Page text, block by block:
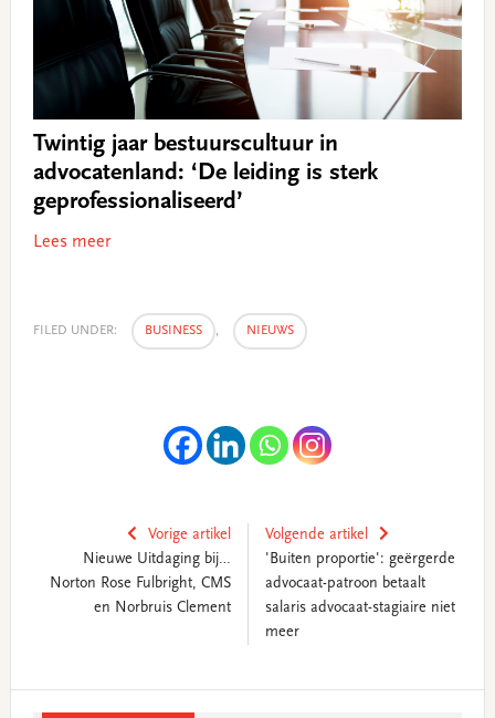
Twintig jaar bestuurscultuur in
advocatenland: ‘De leiding is sterk
geprofessionaliseerd’
Lees meer
FILED UNDER: BUSINESS , NIEUWS
Vorige artikel
Nieuwe Uitdaging bij…
Norton Rose Fulbright, CMS
en Norbruis Clement
Volgende artikel
'Buiten proportie': geërgerde
advocaat-patroon betaalt
salaris advocaat-stagiaire niet
meer